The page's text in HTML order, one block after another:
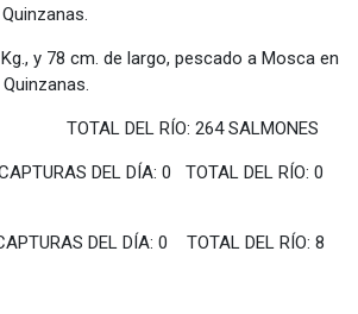
y 78 cm. de largo, pescado a Mosca en
RÍO: 264 SALMONES
DEL DÍA: 0 TOTAL DEL RÍO: 0
DEL DÍA: 0 TOTAL DEL RÍO: 8